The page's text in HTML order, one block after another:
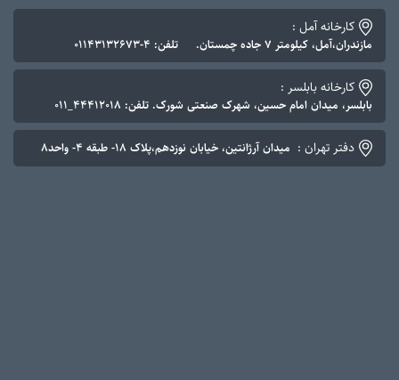
کارخانه آمل :
مازندران،آمل، کیلومتر ۷ جاده چمستان. تلفن: ۴-۰۱۱۴۳۱۳۲۶۷۳
کارخانه بابلسر :
بابلسر، میدان امام حسین، شهرک صنعتی شورک. تلفن: ۴۴۴۱۲۰۱۸_۰۱۱
دفتر تهران : میدان آرژانتین، خیابان نوزدهم،پلاک ۱۸- طبقه ۴- واحد۸